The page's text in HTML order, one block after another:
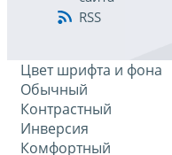
RSS
Цвет шрифта и фона
Обычный
Контрастный
Инверсия
Комфортный